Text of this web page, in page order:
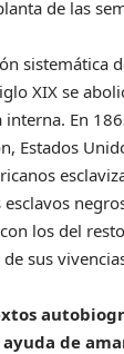
de las
sistemática
XIX se
En
Estados
los del
sus
de